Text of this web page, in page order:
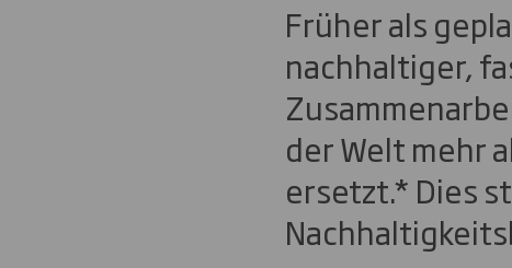
Früher als
nachhaltiger,
der Welt mehr
ersetzt.* Dies